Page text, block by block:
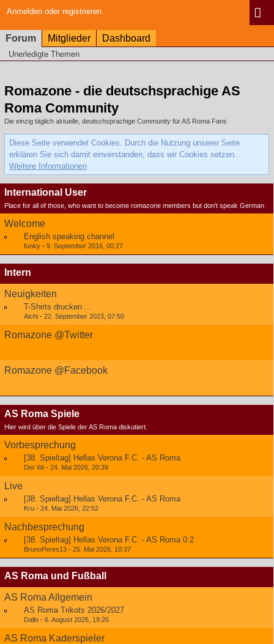
Anmelden oder registrieren
Forum Mitglieder Dashboard
Unerledigte Themen
Romazone - die deutschsprachige AS
Roma Community
Die einzig täglich aktuelle, deutschsprachige Community für AS Roma Fans
Diese Seite verwendet Cookies. Durch die Nutzung unserer Seite
erklären Sie sich damit einverstanden, dass wir Cookies setzen.
Weitere Informationen
International User
Place for all of those, who want to become romazone members but don't speak German
Welcome
English speaking channel
funky - 9. September 2016, 00:27
Intern
Neuigkeiten
T-Shirts drucken ...
Aichi - 22. September 2023, 07:50
Romazone @Twitter
Romazone @Facebook
AS Roma Spiele
Hier wird über die Spiele der AS Roma diskutiert.
Vorbesprechung
[38. Spieltag] Hellas Verona F.C. - AS Roma
Der Wi - 24. Mai 2026, 20:39
Live
[38. Spieltag] Hellas Verona F.C. - AS Roma
Kru - 24. Mai 2026, 22:52
Nachbesprechung
[38. Spieltag] Hellas Verona F.C. - AS Roma 0:2
BrunoPeres13 - 25. Mai 2026, 10:37
AS Roma und Fußball
AS Roma Allgemein
AS Roma Trikots 2026/2027
Dallo - 6. August 2026, 19:26
AS Roma Kaderspieler